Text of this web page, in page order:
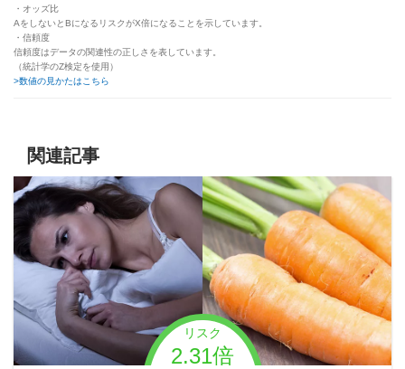
・オッズ比
AをしないとBになるリスクがX倍になることを示しています。
・信頼度
信頼度はデータの関連性の正しさを表しています。
（統計学のZ検定を使用）
>数値の見かたはこちら
関連記事
リスク
2.31倍